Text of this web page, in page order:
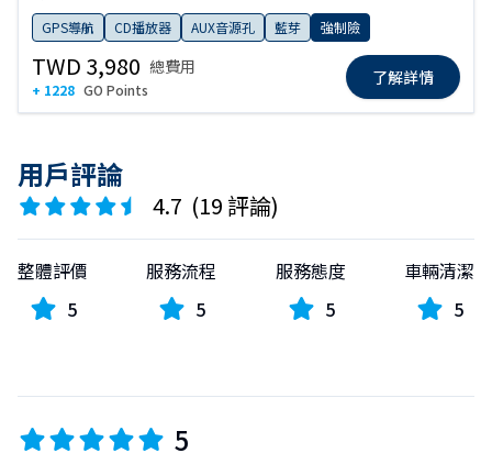
GPS導航 CD播放器 AUX音源孔 藍芽 強制險
TWD 3,980 總費用
+ 1228 GO Points
了解詳情
用戶評論
4.7 (19 評論)
整體評價
5
服務流程
5
服務態度
5
車輛清潔
5
5